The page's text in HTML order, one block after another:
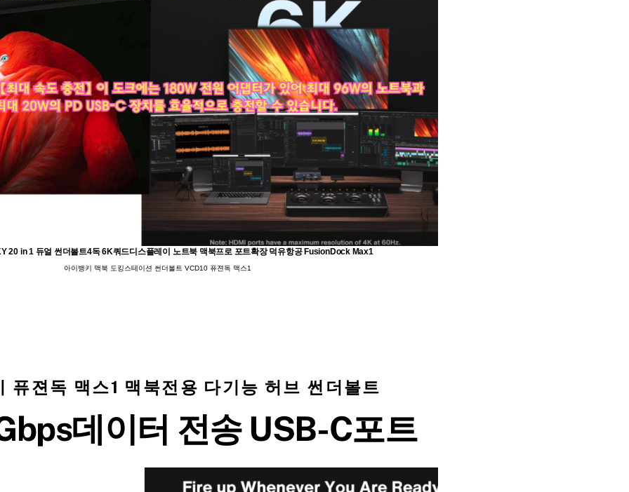
20 in 1 듀얼 썬더볼트4독 6K쿼드디스플레이 노트북 맥북프로 포트확장 덕유항공 FusionDock Max1
아이뱅키 맥북 도킹스테이션 썬더볼트 VCD10 퓨젼독 맥스1
퓨젼독 맥스1 맥북전용 다기능 허브 썬더볼트
데이터 전송 USB-C포트